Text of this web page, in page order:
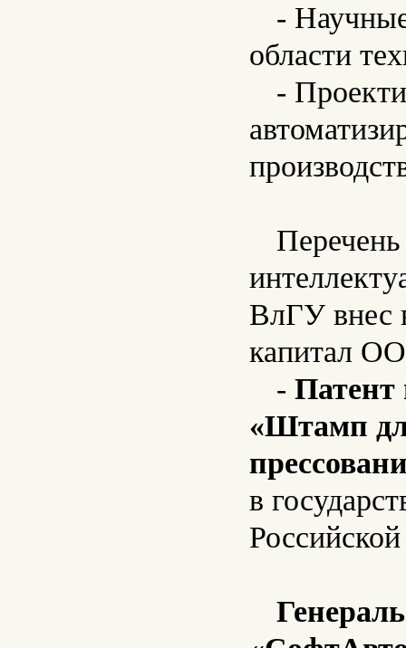
-
области
-
ВлГУ внес
капитал
- Патент
«Штамп
в